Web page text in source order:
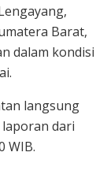
Barat,
dalam kondisi
langsung
dari
WIB.